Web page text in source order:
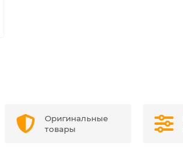
Оригинальные
товары